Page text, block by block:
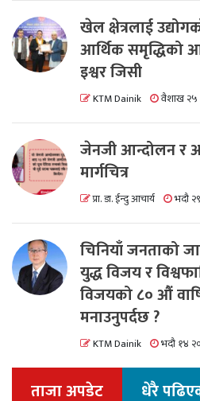
खेल क्षेत्रलाई
आर्थिक समृद्धिको
इश्वर जिसी
KTM Dainik वैशाख २५
जेनजी आन्दोलन र
मार्गचित्र
प्रा. डा. ईन्दु आचार्य भदौ
चिनियाँ जनताको
युद्ध विजय र
विजयको ८० औं
मनाउनुपर्दछ ?
KTM Dainik भदौ १४
ताजा अपडेट धेरै